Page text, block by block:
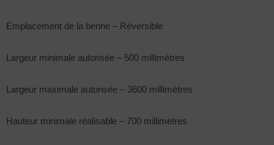
Emplacement de la benne – Réversible
Largeur minimale autorisée – 500 millimètres
Largeur maximale autorisée – 3600 millimètres
Hauteur minimale réalisable – 700 millimètres